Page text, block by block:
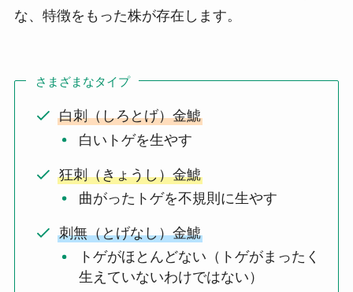
な、特徴をもった株が存在します。
さまざまなタイプ
白刺（しろとげ）金鯱
白いトゲを生やす
狂刺（きょうし）金鯱
曲がったトゲを不規則に生やす
刺無（とげなし）金鯱
トゲがほとんどない（トゲがまったく
生えていないわけではない）